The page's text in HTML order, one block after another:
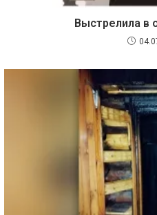
Выстрелила в